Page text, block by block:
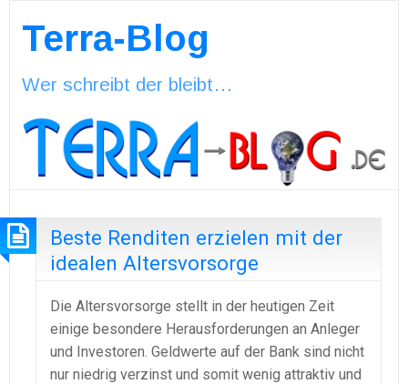
Terra-Blog
Wer schreibt der bleibt…
Beste Renditen erzielen mit der
idealen Altersvorsorge
Die Altersvorsorge stellt in der heutigen Zeit
einige besondere Herausforderungen an Anleger
und Investoren. Geldwerte auf der Bank sind nicht
nur niedrig verzinst und somit wenig attraktiv und